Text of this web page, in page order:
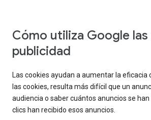
Cómo utiliza Google
publicidad
Las cookies ayudan a aumentar la eficacia
las cookies, resulta más difícil que un
audiencia o saber cuántos anuncios se
clics han recibido esos anuncios.